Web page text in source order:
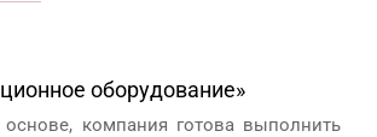
оборудование»
компания готова выполнить